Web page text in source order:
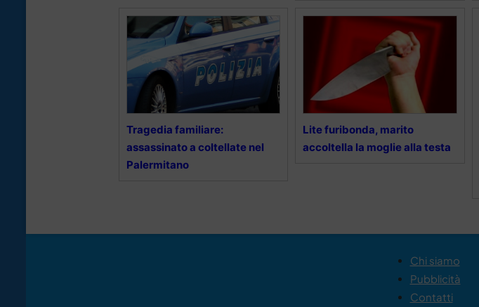
Tragedia familiare:
assassinato a coltellate nel
Palermitano
Lite furibonda, marito
accoltella la moglie alla testa
Chi siamo
Pubblicità
Contatti